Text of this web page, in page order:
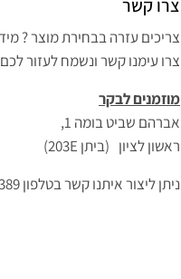
צרו קשר
צריכים עזרה בבחירת מוצר ?
צרו עימנו קשר ונשמח לעזור לכם
מוזמנים לבקר
אברהם שביט בומה 1,
ראשון לציון (ביתן 203E)
ניתן ליצור איתנו קשר בטלפון 072-3923389